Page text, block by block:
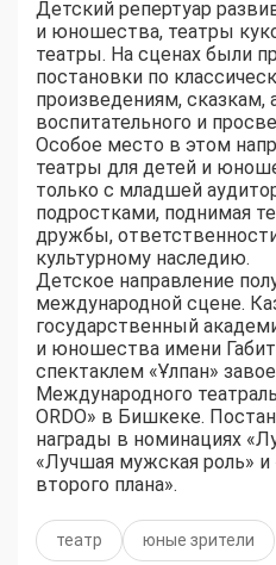
Детский репертуар
и юношества, театры
театры. На сценах были
постановки по
произведениям, сказкам,
воспитательного и
Особое место в этом
театры для детей и
только с младшей
подростками, поднимая
дружбы,
культурному наследию.
Детское направление
международной сцене.
государственный
и юношества имени
спектаклем «Ұлпан»
Международного
ORDO» в Бишкеке.
награды в номинациях
«Лучшая мужская роль»
второго плана».
театр юные зрители